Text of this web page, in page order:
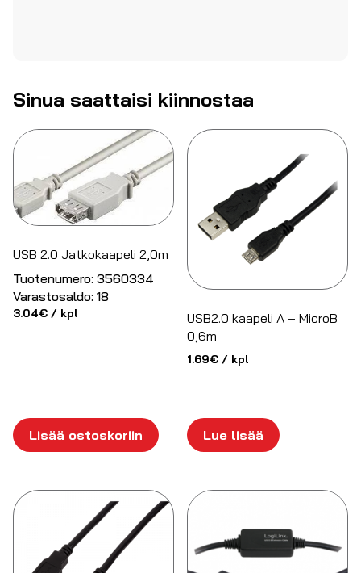
Sinua saattaisi kiinnostaa
USB 2.0 Jatkokaapeli 2,0m
Tuotenumero: 3560334
Varastosaldo: 18
3.04€ / kpl
Lisää ostoskoriin
USB2.0 kaapeli A – MicroB
0,6m
1.69€ / kpl
Lue lisää